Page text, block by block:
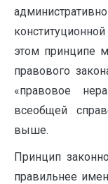
этом принципе
правового
«правовое
всеобщей
выше.
Принцип
правильнее